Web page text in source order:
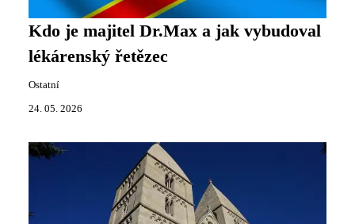
Kdo je majitel Dr.Max a jak vybudoval
lékárenský řetězec
Ostatní
24. 05. 2026